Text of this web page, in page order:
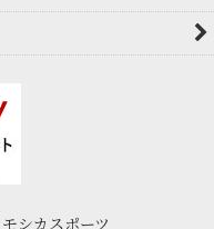
シカスポーツ